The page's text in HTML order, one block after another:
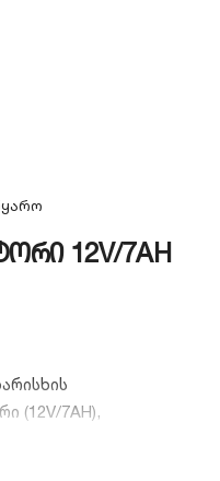
12V/7AH
(12V/7AH),
ვადით,